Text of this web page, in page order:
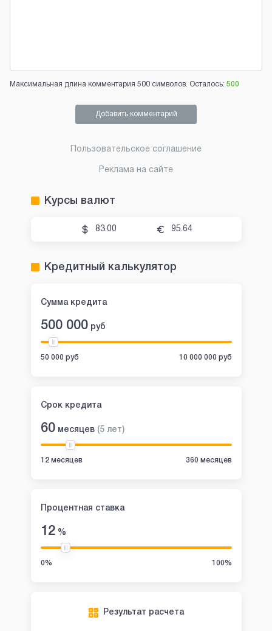
Максимальная длина комментария 500 символов. Осталось: 500
Добавить комментарий
Пользовательское соглашение
Реклама на сайте
Курсы валют
83.00 95.64
Кредитный калькулятор
Сумма кредита
500 000 руб
50 000 руб 10 000 000 руб
Срок кредита
60 месяцев (5 лет)
12 месяцев 360 месяцев
Процентная ставка
12%
0% 100%
Результат расчета